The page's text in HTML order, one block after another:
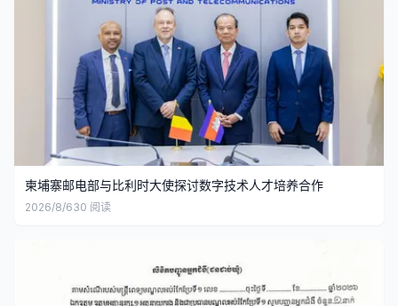
柬埔寨邮电部与比利时大使探讨数字技术人才培养合作
2026/8/630 阅读